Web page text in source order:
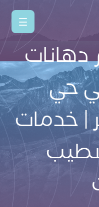
حي
| خدمات